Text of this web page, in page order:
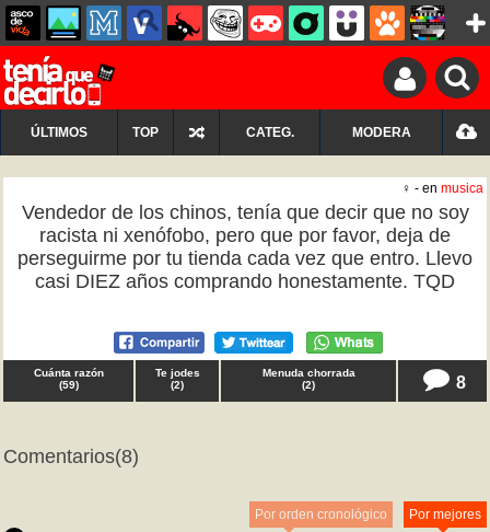
ÚLTIMOS TOP CATEG. MODERA
♀ - en musica
Vendedor de los chinos, tenía que decir que no soy
racista ni xenófobo, pero que por favor, deja de
perseguirme por tu tienda cada vez que entro. Llevo
casi DIEZ años comprando honestamente. TQD
Cuánta razón
(59)
Te jodes
(2)
Menuda chorrada
(2) 8
Comentarios(8)
Por mejores
Por orden cronológico